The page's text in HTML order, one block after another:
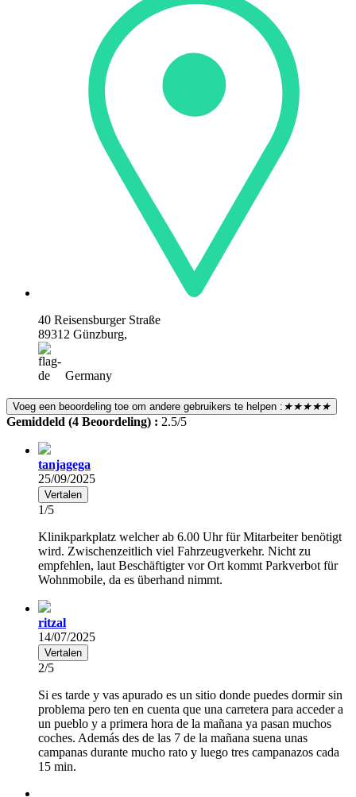
40 Reisensburger Straße
89312 Günzburg,
Germany
Voeg een beoordeling toe om andere gebruikers te helpen : ★★★★★
Gemiddeld (4 Beoordeling) : 2.5/5
tanjagega
25/09/2025
Vertalen
1/5
Klinikparkplatz welcher ab 6.00 Uhr für Mitarbeiter benötigt
wird. Zwischenzeitlich viel Fahrzeugverkehr. Nicht zu
empfehlen, laut Beschäftigter vor Ort kommt Parkverbot für
Wohnmobile, da es überhand nimmt.
ritzal
14/07/2025
Vertalen
2/5
Si es tarde y vas apurado es un sitio donde puedes dormir sin
problema pero ten en cuenta que una carretera para acceder a
un pueblo y a primera hora de la mañana ya pasan muchos
coches. Además des de las 7 de la mañana suena unas
campanas durante mucho rato y luego tres campanazos cada
15 min.